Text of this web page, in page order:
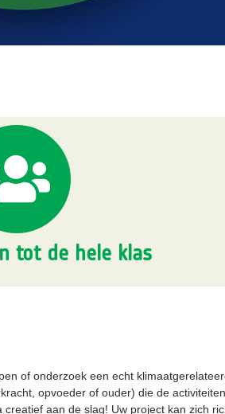
tot de hele klas
of onderzoek een echt
opvoeder of ouder) die de
aan de slag! Uw project kan zich